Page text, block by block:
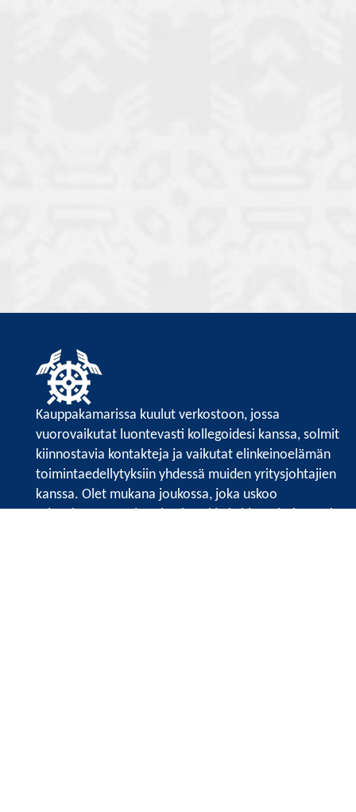
Kauppakamarissa kuulut verkostoon, jossa
vuorovaikutat luontevasti kollegoidesi kanssa, solmit
kiinnostavia kontakteja ja vaikutat elinkeinoelämän
toimintaedellytyksiin yhdessä muiden yritysjohtajien
kanssa. Olet mukana joukossa, joka uskoo